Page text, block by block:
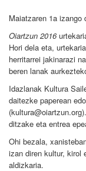
Maiatzaren 1a izango
Oiartzun 2016
Hori dela eta,
herritarrei jakinarazi
beren lanak
Idazlanak Kultura
daitezke paperean
ditzake eta entrea
Ohi bezala,
izan diren kultur, kirol
aldizkaria.